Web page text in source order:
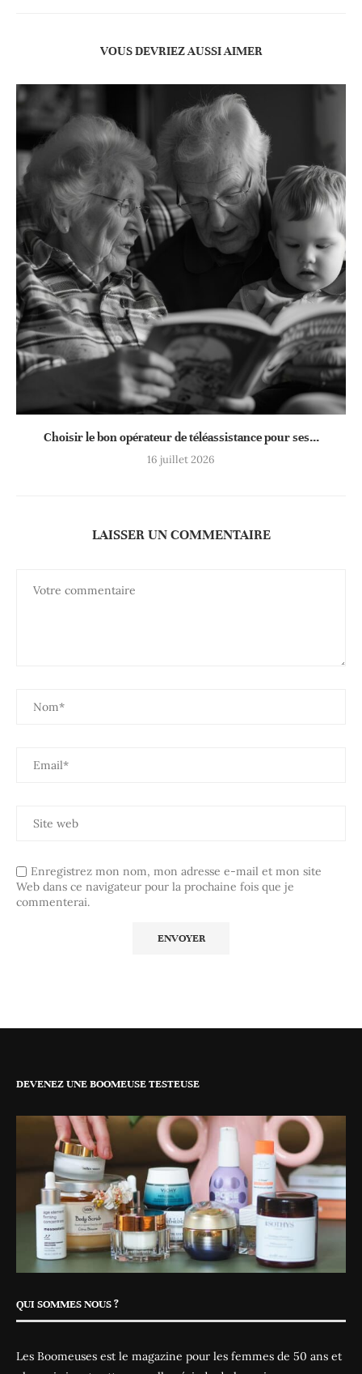
VOUS DEVRIEZ AUSSI AIMER
Choisir le bon opérateur de téléassistance pour ses...
16 juillet 2026
LAISSER UN COMMENTAIRE
Enregistrez mon nom, mon adresse e-mail et mon site
Web dans ce navigateur pour la prochaine fois que je
commenterai.
DEVENEZ UNE BOOMEUSE TESTEUSE
QUI SOMMES NOUS ?
Les Boomeuses est le magazine pour les femmes de 50 ans et